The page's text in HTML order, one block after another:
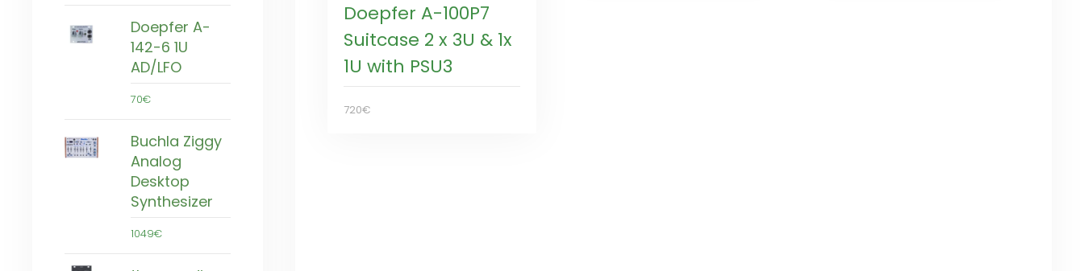
Doepfer A-
142-6 1U
AD/LFO
70€
Buchla Ziggy
Analog
Desktop
Synthesizer
1049€
Doepfer A-100P7
Suitcase 2 x 3U & 1x
1U with PSU3
720€